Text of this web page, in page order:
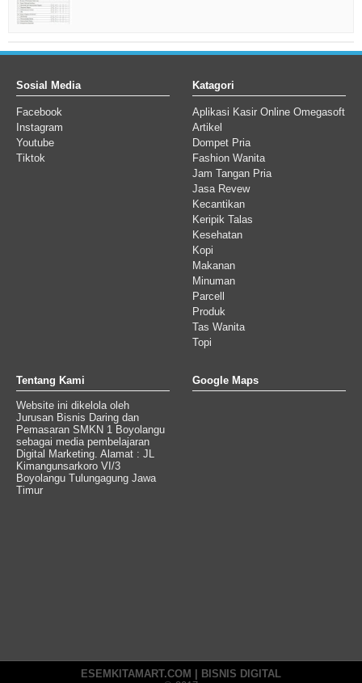
Sosial Media
Facebook
Instagram
Youtube
Tiktok
Katagori
Aplikasi Kasir Online Omegasoft
Artikel
Dompet Pria
Fashion Wanita
Jam Tangan Pria
Jasa Revew
Kecantikan
Keripik Talas
Kesehatan
Kopi
Makanan
Minuman
Parcell
Produk
Tas Wanita
Topi
Tentang Kami
Website ini dikelola oleh
Jurusan Bisnis Daring dan
Pemasaran SMKN 1 Boyolangu
sebagai media pembelajaran
Digital Marketing. Alamat : JL
Kimangunsarkoro VI/3
Boyolangu Tulungagung Jawa
Timur
Google Maps
ESEMKITAMART.COM | BISNIS DIGITAL